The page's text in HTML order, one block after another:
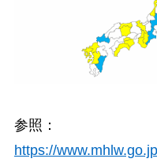
参照：
https://